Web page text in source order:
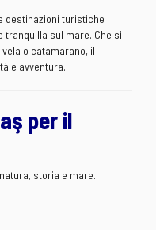
destinazioni turistiche
tranquilla sul mare. Che si
o catamarano, il
e avventura.
per il
storia e mare.